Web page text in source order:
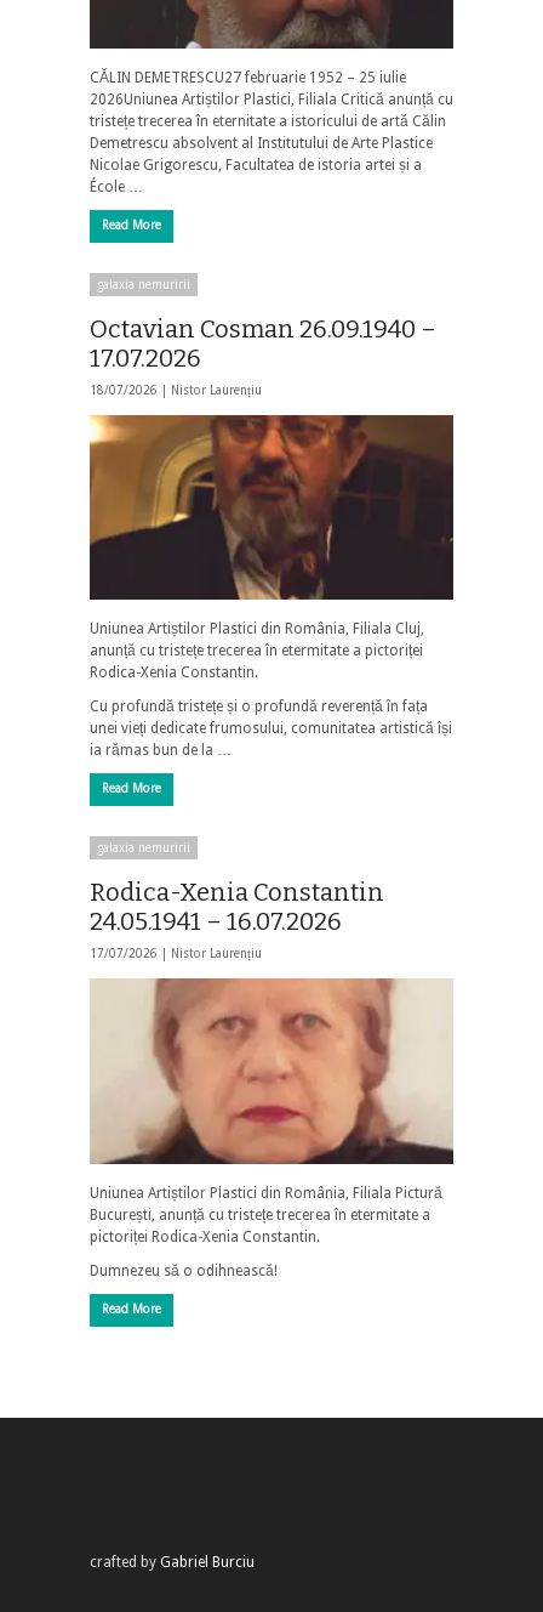
CĂLIN DEMETRESCU27 februarie 1952 – 25 iulie
2026Uniunea Artiștilor Plastici, Filiala Critică anunță cu
tristețe trecerea în eternitate a istoricului de artă Călin
Demetrescu absolvent al Institutului de Arte Plastice
Nicolae Grigorescu, Facultatea de istoria artei și a
École …
Read More
galaxia nemuririi
Octavian Cosman 26.09.1940 –
17.07.2026
18/07/2026 | Nistor Laurențiu
Uniunea Artiștilor Plastici din România, Filiala Cluj,
anunță cu tristețe trecerea în etermitate a pictoriței
Rodica-Xenia Constantin.
Cu profundă tristețe și o profundă reverență în fața
unei vieți dedicate frumosului, comunitatea artistică își
ia rămas bun de la …
Read More
galaxia nemuririi
Rodica-Xenia Constantin
24.05.1941 – 16.07.2026
17/07/2026 | Nistor Laurențiu
Uniunea Artiștilor Plastici din România, Filiala Pictură
București, anunță cu tristețe trecerea în etermitate a
pictoriței Rodica-Xenia Constantin.
Dumnezeu să o odihnească!
Read More
crafted by Gabriel Burciu